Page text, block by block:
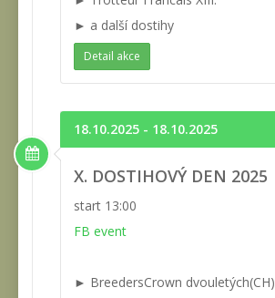
► a další dostihy
Detail akce
18.10.2025 - 18.10.2025
X. DOSTIHOVÝ DEN 2025
start 13:00
FB event
► BreedersCrown dvouletých(CH)